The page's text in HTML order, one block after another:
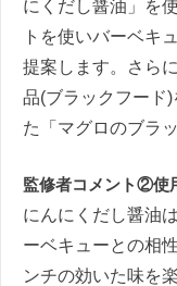
にくだし醤油」を
トを使いバーベキ
提案します。さら
品(ブラックフード
た「マグロのブラ
監修者コメント②使
にんにくだし醤油
ーベキューとの相
ンチの効いた味を